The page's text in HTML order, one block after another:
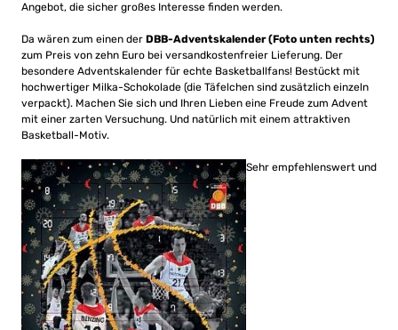
Angebot, die sicher großes Interesse finden werden.
Da wären zum einen der DBB-Adventskalender (Foto unten rechts)
zum Preis von zehn Euro bei versandkostenfreier Lieferung. Der
besondere Adventskalender für echte Basketballfans! Bestückt mit
hochwertiger Milka-Schokolade (die Täfelchen sind zusätzlich einzeln
verpackt). Machen Sie sich und Ihren Lieben eine Freude zum Advent
mit einer zarten Versuchung. Und natürlich mit einem attraktiven
Basketball-Motiv.
Sehr empfehlenswert und